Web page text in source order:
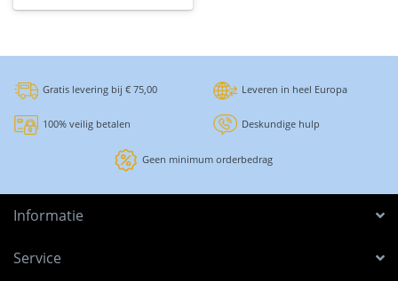
Gratis levering bij € 75,00 Leveren in heel Europa
100% veilig betalen Deskundige hulp
Geen minimum orderbedrag
Informatie
Service